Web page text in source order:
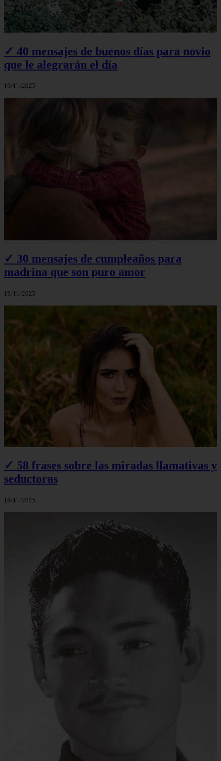
✓ 40 mensajes de buenos días para novio
que le alegrarán el día
19/11/2025
✓ 30 mensajes de cumpleaños para
madrina que son puro amor
19/11/2025
✓ 58 frases sobre las miradas llamativas y
seductoras
19/11/2025